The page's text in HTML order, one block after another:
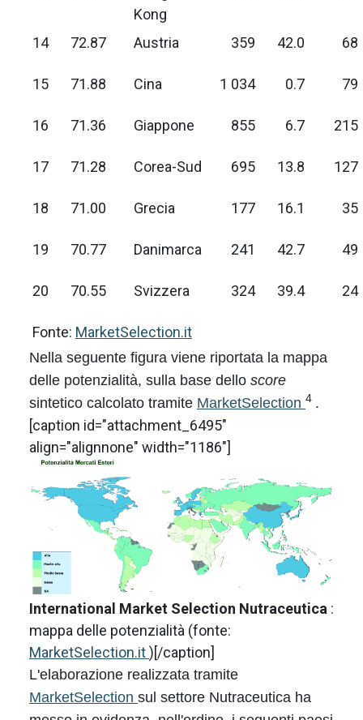
Kong
14 72.87 Austria 359 42.0 68
15 71.88 Cina 1 034 0.7 79
16 71.36 Giappone 855 6.7 215
17 71.28 Corea-Sud 695 13.8 127
18 71.00 Grecia 177 16.1 35
19 70.77 Danimarca 241 42.7 49
20 70.55 Svizzera 324 39.4 24
Fonte: MarketSelection.it
Nella seguente figura viene riportata la mappa
delle potenzialità, sulla base dello score
sintetico calcolato tramite MarketSelection 4 .
[caption id="attachment_6495"
align="alignnone" width="1186"]
International Market Selection Nutraceutica :
mappa delle potenzialità (fonte:
MarketSelection.it)[/caption]
L'elaborazione realizzata tramite
MarketSelection sul settore Nutraceutica ha